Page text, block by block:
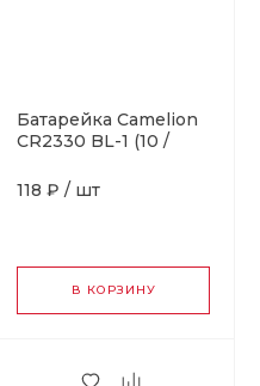
Батарейка Camelion
CR2330 BL-1 (10 /
118 ₽ / шт
В КОРЗИНУ